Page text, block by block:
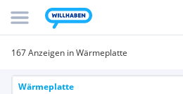
167 Anzeigen in Wärmeplatte